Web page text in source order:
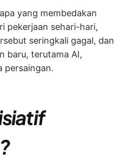
yang membedakan
pekerjaan sehari-hari,
seringkali gagal, dan
baru, terutama AI,
persaingan.